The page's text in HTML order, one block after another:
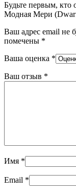
Будьте первым, кто
Модная Мери
Ваш адрес email не
помечены *
Ваша оценка *
Ваш отзыв *
Имя *
Email *